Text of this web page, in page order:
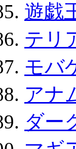
遊戯
テリ
モバ
アナ
ダー